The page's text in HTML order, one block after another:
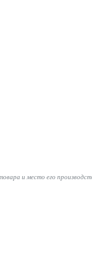
и место его